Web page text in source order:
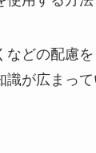
どの配慮を
が広まって